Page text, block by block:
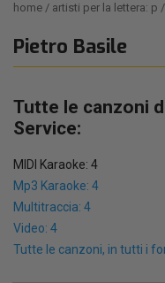
home artisti per la lettera: p
Pietro Basile
Tutte le canzoni
Service:
MIDI Karaoke: 4
Mp3 Karaoke: 4
Multitraccia: 4
Video: 4
Tutte le canzoni, in tutti i